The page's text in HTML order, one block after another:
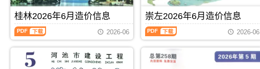
工
程
材
料
汇
编，
合
同
材
料
核
定
价，
用
期
刊，
由
玉
林
市
期
刊，
由
来
宾
市
建
桂林2026年6月造价信息
桂
林
2026-06
崇左2026年6月造价信息
崇
左
2026-06